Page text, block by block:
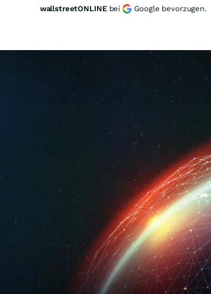
wallstreetONLINE bei Google bevorzugen.